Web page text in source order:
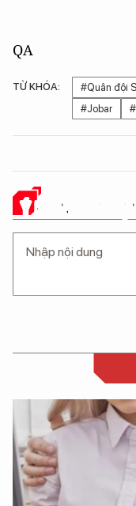
QA
TỪ KHÓA: #Quân đội
#Jobar
Ý KIẾN CỦA